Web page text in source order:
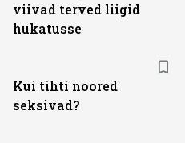
viivad terved liigid
hukatusse
Kui tihti noored
seksivad?